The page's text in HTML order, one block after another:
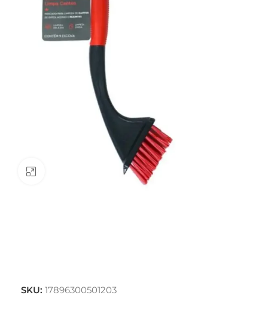
Clique para ampliar
SKU: 17896300501203